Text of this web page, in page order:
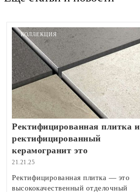
КОЛЛЕКЦИЯ
Ректифицированная плитка и
ректифицированный
керамогранит это
21.21.25
Ректифицированная плитка — это
высококачественный отделочный